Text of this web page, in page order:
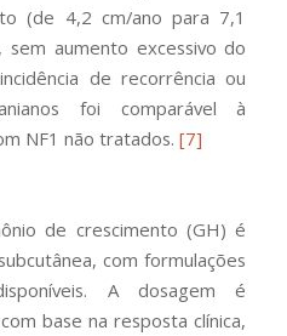
(de 4,2 cm/ano para 7,1
aumento excessivo do
de recorrência ou
foi comparável à
NF1 não tratados. [7]
de crescimento (GH) é
com formulações
A dosagem é
base na resposta clínica,